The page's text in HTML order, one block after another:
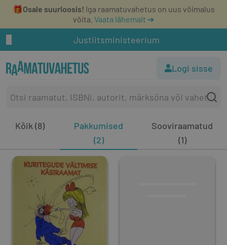
🎁Osale suurloosis! Iga raamatuvahetus on uus võimalus
võita. Vaata lähemalt ➔
Justiitsministeerium
Logi sisse
Kõik (8)
Pakkumised
(2)
Sooviraamatud
(1)